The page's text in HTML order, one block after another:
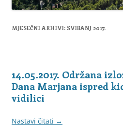
MJESEČNI ARHIVI: SVIBANJ 2017.
14.05.2017. Održana
Dana Marjana ispred
vidilici
Nastavi čitati →